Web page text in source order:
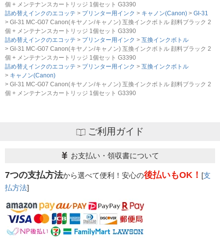
個 + メンテナンスカートリッジ 1個セット G3390
詰め替えインクのエコッテ
プリンター用インク キャノン(Canon)
GI-31
GI-31 MC-G07 Canon(キヤノン/キャノン) 互換インクボトル 顔料ブラック 2
個 + メンテナンスカートリッジ 1個セット G3390
詰め替えインクのエコッテ
プリンター用インク
互換インクボトル
GI-31 MC-G07 Canon(キヤノン/キャノン) 互換インクボトル 顔料ブラック 2
個 + メンテナンスカートリッジ 1個セット G3390
詰め替えインクのエコッテ
プリンター用インク
互換インクボトル
キャノン(Canon)
GI-31 MC-G07 Canon(キヤノン/キャノン) 互換インクボトル 顔料ブラック 2
個 + メンテナンスカートリッジ 1個セット G3390
ご利用ガイド
お支払い・領収書について
7つの支払方法から選べて便利！安心の後払いもOK！ [支
払方法]